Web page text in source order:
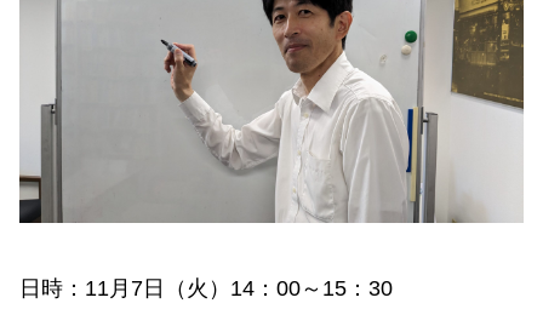
日時：11月7日（火）14：00～15：30